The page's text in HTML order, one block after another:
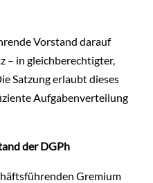
Vorstand darauf
– in gleichberechtigter,
Satzung erlaubt dieses
Aufgabenverteilung
der DGPh
Gremium